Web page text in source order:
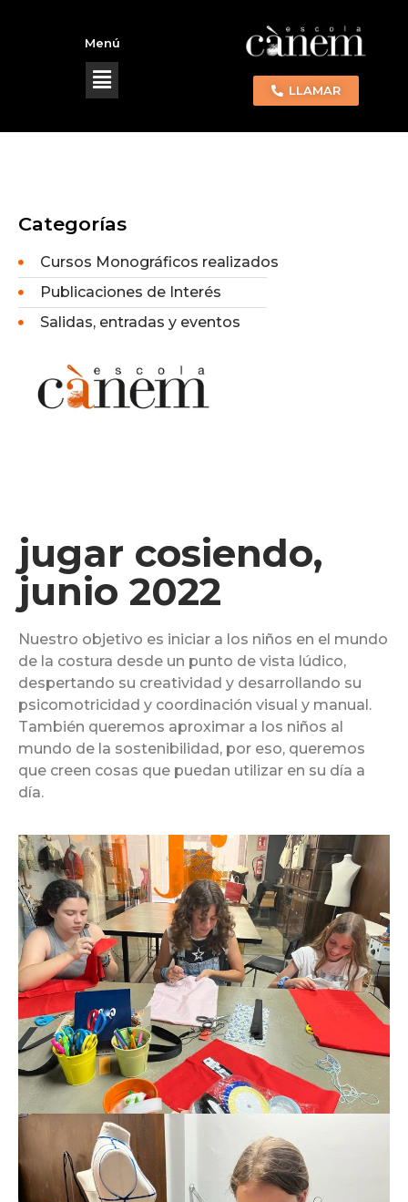
Menú
LLAMAR
jugar cosiendo,
junio 2022
Nuestro objetivo es iniciar a los niños en el mundo
de la costura desde un punto de vista lúdico,
despertando su creatividad y desarrollando su
psicomotricidad y coordinación visual y manual.
También queremos aproximar a los niños al
mundo de la sostenibilidad, por eso, queremos
que creen cosas que puedan utilizar en su día a
día.
Categorías
Cursos Monográficos realizados
Publicaciones de Interés
Salidas, entradas y eventos